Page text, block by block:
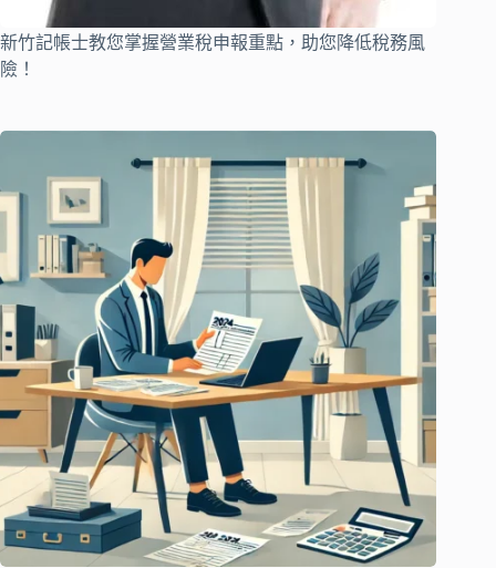
新竹記帳士教您掌握營業稅申報重點，助您降低稅務風
險！